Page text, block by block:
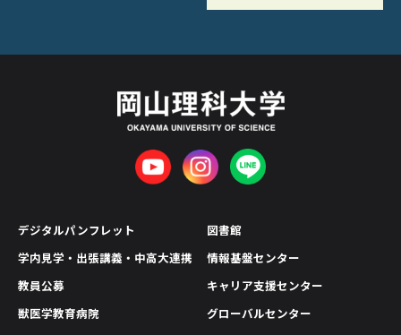
デジタルパンフレット
学内見学・出張講義・中高大連携
教員公募
獣医学教育病院
図書館
情報基盤センター
キャリア支援センター
グローバルセンター